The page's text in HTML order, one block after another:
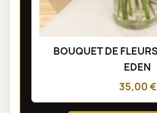
BOUQUET DE
EDEN
35,00 €